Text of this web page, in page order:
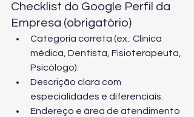
Checklist do Google Perfil da
Empresa (obrigatório)
Categoria correta (ex.: Clínica
médica, Dentista, Fisioterapeuta,
Psicólogo).
Descrição clara com
especialidades e diferenciais.
Endereço e área de atendimento